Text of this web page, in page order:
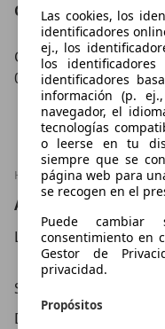
Contáctanos en:
C/ JUAN GIL ALBERT,
03730 JAVEA
Mostrar
HORARIO
AUTOS VALERO
Lu – Vi
Sá
Do
Las cookies, los
identificadores
ej., los
los identificadores
identificadores
información (p.
navegador, el
tecnologías
o leerse en tu
siempre que se
página web para
se recogen en el
Puede
consentimiento en
Gestor de
privacidad.
Propósitos